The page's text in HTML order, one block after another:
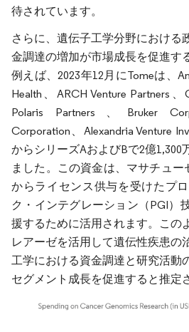
待されています。
さらに、遺伝子工学分野における
金調達の増加が市場成長を促進す
例えば、2023年12月にTomeは、
Health、ARCH Venture Partners、
Polaris Partners、Bruker
Corporation、Alexandria Venture
からシリーズAおよびBで2億1,300
ました。この資金は、マサチュー
からライセンス供与を受けたプ
ク・インテグレーション（PGI）
援するために活用されます。この
レアーゼを活用して遺伝性疾患の
工学における資金調達と研究活動
セグメント成長を促進すると推定